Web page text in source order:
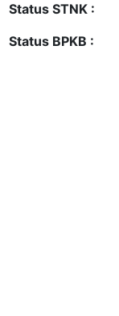
Status STNK :
Status BPKB :